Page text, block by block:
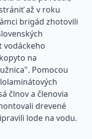
až v roku
brigád zhotovili
vodáckeho
na
Pomocou
člnov a členovia
drevené
lode na vodu.